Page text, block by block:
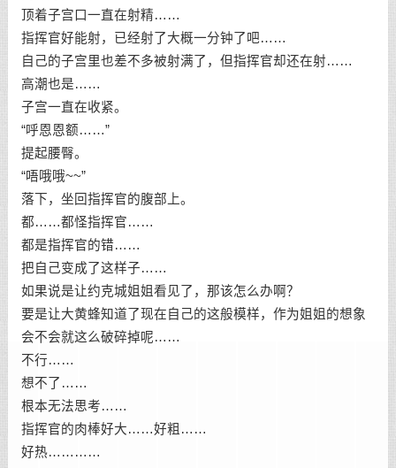
顶着子宫口一直在射精……
指挥官好能射，已经射了大概一分钟了吧……
自己的子宫里也差不多被射满了，但指挥官却还在射……
高潮也是……
子宫一直在收紧。
“呼恩恩额……”
提起腰臀。
“唔哦哦~~”
落下，坐回指挥官的腹部上。
都……都怪指挥官……
都是指挥官的错……
把自己变成了这样子……
如果说是让约克城姐姐看见了，那该怎么办啊？
要是让大黄蜂知道了现在自己的这般模样，作为姐姐的想象
会不会就这么破碎掉呢……
不行……
想不了……
根本无法思考……
指挥官的肉棒好大……好粗……
好热…………